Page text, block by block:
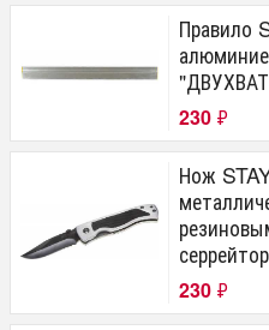
Правило
230 ₽
Нож
230 ₽